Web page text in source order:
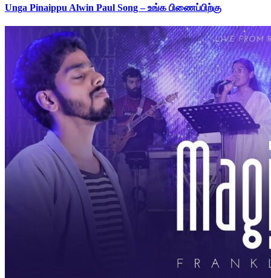
Unga Pinaippu Alwin Paul Song – உங்க பிணைப்பிற்கு